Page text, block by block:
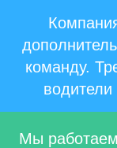
команду.
Мы